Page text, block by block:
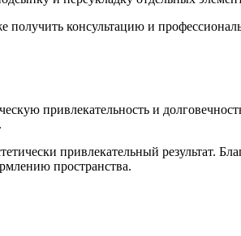
получить консультацию и
привлекательность и
привлекательный результат.
пространства.